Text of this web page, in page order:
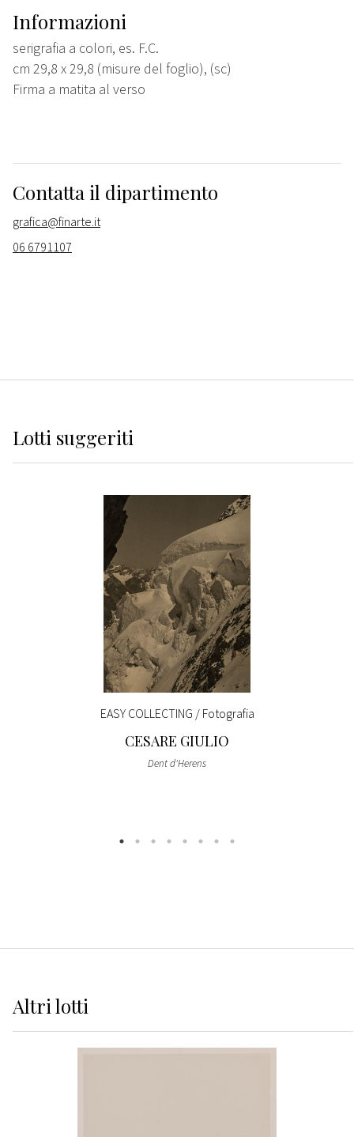
Informazioni
serigrafia a colori, es. F.C.
cm 29,8 x 29,8 (misure del foglio), (sc)
Firma a matita al verso
Contatta il dipartimento
grafica@finarte.it
06 6791107
Lotti suggeriti
EASY COLLECTING / Fotografia
CESARE GIULIO
Dent d'Herens
Altrilotti